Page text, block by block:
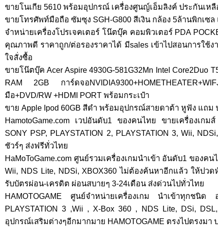
ขายโนเกีย 5610 พร้อมอุปกรณ์ เครื่องศูนญ์เอ็มลิงค์ ประกันเหลื
ขายโทรศัพท์มือถือ ซัมซุง SGH-G800 สีเงิน กล้อง 5ล้านพิกเซล
จำหน่ายเครื่องโปรเจคเตอร์ โน๊ตบุ๊ค คอมพิวเตอร์ PDA
คุณภาพดี ราคาถูก/ต่อรองราคาได้ มีsales เข้าไปสอนการใช้
ใจสั่งซื้อ
ขายโน๊ตบุ๊ค Acer Aspire 4930G-581G32Mn Intel Core2Duo
RAM 2GB การ์ดจอ
มือ+DVD/RW +HDMI PORT พร้อมกระเป๋า
ขาย Apple Ipod 60GB สีดำ พร้อมอุปกรณ์สายดาต้า หูฟัง แถม
HamotoGame.com เวปอันดับ1 ของคนไทย ขายเครื่องเก
SONY PSP, PLAYSTATION 2, PLAYSTATION 3, Wii,
ชัวร์ๆ ส่งฟรีทั่วไทย
HaMoToGame.com ศูนย์รวมเครื่องเกมนำเข้า อันดับ1 ของคน
Wii, NDS Lite, NDSi, XBOX360 ไม่ต้องค้นหาอีกแล้ว ให้ปว
รับบัตรผ่อน-เครดิต ผ่อนสบายๆ 3-24เดือน ส่งด่วนไปทั่วไทย
HAMOTOGAME ศูนย์จำหน่ายเครื่องเกม นำเข้าทุกช
PLAYSTATION 3 ,Wii , X-Box 360 , NDS Lite, DSi,
อุปกรณ์เสริมต่างๆอีกมากมาย HAMOTOGAME ตรงไปตรงมา